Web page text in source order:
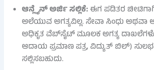
ಆನ್ಲೈನ್ ಅರ್ಜಿ ಸಲ್ಲಿಕೆ:ಈಗ ಪಡಿತರ
ಅಲೆಯುವ ಅಗತ್ಯವಿಲ್ಲ. ಸೇವಾ ಸಿಂಧು
ಅಧಿಕೃತ ವೆಬ್‌ಸೈಟ್ ಮೂಲಕ ಅಗತ್ಯ
ಆದಾಯ ಪ್ರಮಾಣ ಪತ್ರ, ವಿದ್ಯುತ್ ಬಿಲ್)
ಸಲ್ಲಿಸಬಹುದು.